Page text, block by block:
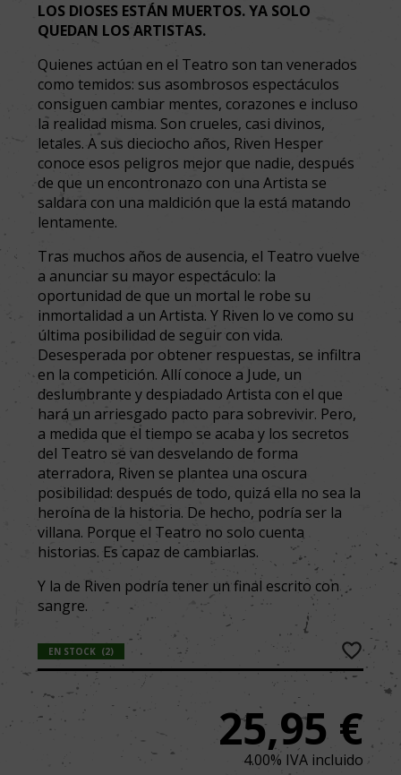
LOS DIOSES ESTÁN MUERTOS. YA SOLO
QUEDAN LOS ARTISTAS.
Quienes actúan en el Teatro son tan venerados
como temidos: sus asombrosos espectáculos
consiguen cambiar mentes, corazones e incluso
la realidad misma. Son crueles, casi divinos,
letales. A sus dieciocho años, Riven Hesper
conoce esos peligros mejor que nadie, después
de que un encontronazo con una Artista se
saldara con una maldición que la está matando
lentamente.
Tras muchos años de ausencia, el Teatro vuelve
a anunciar su mayor espectáculo: la
oportunidad de que un mortal le robe su
inmortalidad a un Artista. Y Riven lo ve como su
última posibilidad de seguir con vida.
Desesperada por obtener respuestas, se infiltra
en la competición. Allí conoce a Jude, un
deslumbrante y despiadado Artista con el que
hará un arriesgado pacto para sobrevivir. Pero,
a medida que el tiempo se acaba y los secretos
del Teatro se van desvelando de forma
aterradora, Riven se plantea una oscura
posibilidad: después de todo, quizá ella no sea la
heroína de la historia. De hecho, podría ser la
villana. Porque el Teatro no solo cuenta
historias. Es capaz de cambiarlas.
Y la de Riven podría tener un final escrito con
sangre.
EN STOCK (2)
25,95 €
4.00% IVA incluido